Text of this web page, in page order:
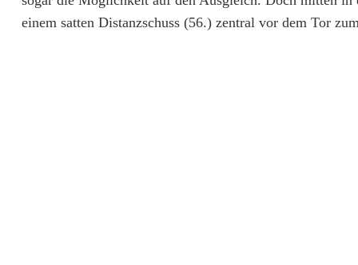
h
einem satten Distanzschuss (56.) zentral vor dem Tor